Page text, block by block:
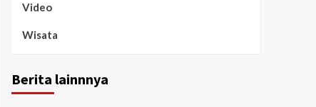
Video
Wisata
Berita lainnnya